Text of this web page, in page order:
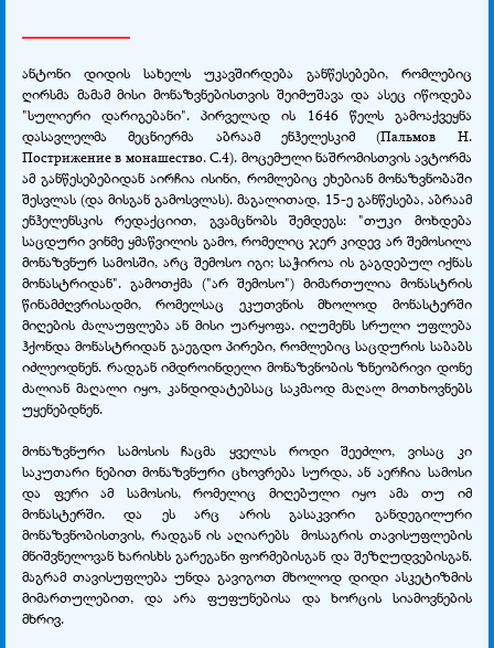
ანტონი დიდის სახელს უკავშირდება განწესებები, რომლებიც
ღირსმა მამამ მისი მონაზვნებისთვის შეიმუშავა და ასეც იწოდება
"სულიერი დარიგებანი". პირველად ის 1646 წელს გამოაქვეყნა
დასავლელმა მეცნიერმა აბრაამ ენჰელესკიმ (Пальмов Н.
Пострижение в монашество. С.4). მოცემული ნაშრომისთვის ავტორმა
ამ განწესებებიდან აირჩია ისინი, რომლებიც ეხებიან მონაზვნობაში
შესვლას (და მისგან გამოსვლას). მაგალითად, 15-ე განწესება, აბრაამ
ენჰელენსკის რედაქციით, გვამცნობს შემდეგს: "თუკი მოხდება
საცდური ვინმე ყმაწვილის გამო, რომელიც ჯერ კიდევ არ შემოსილა
მონაზვნურ სამოსში, არც შემოსო იგი; საჭიროა ის გაგდებულ იქნას
მონასტრიდან". გამოთქმა ("არ შემოსო") მიმართულია მონასტრის
წინამძღვრისადმი, რომელსაც ეკუთვნის მხოლოდ მონასტერში
მიღების ძალაუფლება ან მისი უარყოფა. იღუმენს სრული უფლება
ჰქონდა მონასტრიდან გაეგდო პირები, რომლებიც საცდურის საბაბს
იძლეოდნენ. რადგან იმდროინდელი მონაზვნობის ზნეობრივი დონე
ძალიან მაღალი იყო, კანდიდატებსაც საკმაოდ მაღალ მოთხოვნებს
უყენებდნენ.
მონაზვნური სამოსის ჩაცმა ყველას როდი შეეძლო, ვისაც კი
საკუთარი ნებით მონაზვნური ცხოვრება სურდა, ან აერჩია სამოსი
და ფერი ამ სამოსის, რომელიც მიღებული იყო ამა თუ იმ
მონასტერში. და ეს არც არის გასაკვირი განდეგილური
მონაზვნობისთვის, რადგან ის აღიარებს მოსაგრის თავისუფლების
მნიშვნელოვან ხარისხს გარეგანი ფორმებისგან და შეზღუდვებისგან.
მაგრამ თავისუფლება უნდა გავიგოთ მხოლოდ დიდი ასკეტიზმის
მიმართულებით, და არა ფუფუნებისა და ხორცის სიამოვნების
მხრივ.